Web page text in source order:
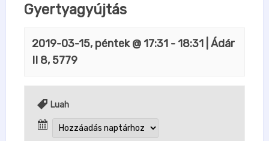
Gyertyagyújtás
2019-03-15, péntek @ 17:31 - 18:31 | Ádár
II 8, 5779
Luah